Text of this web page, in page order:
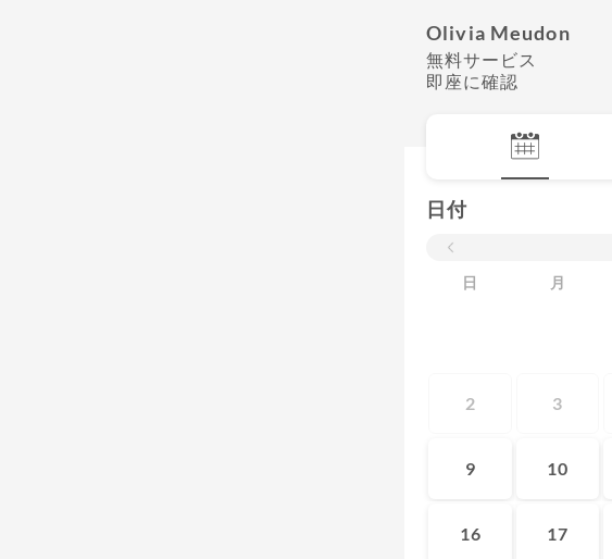
Olivia Meudon
無料サービス
即座に確認
日付
日
月
2 3
9 10
16 17